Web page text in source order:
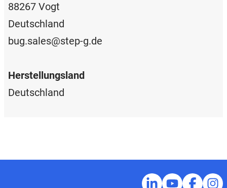
88267 Vogt
Deutschland
bug.sales@step-g.de
Herstellungsland
Deutschland